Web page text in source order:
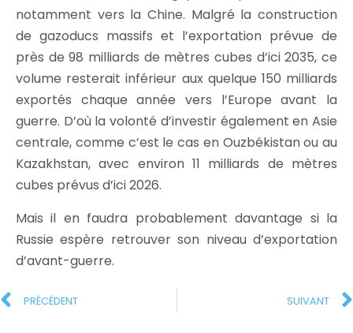
notamment vers la Chine. Malgré la construction
de gazoducs massifs et l’exportation prévue de
près de 98 milliards de mètres cubes d’ici 2035, ce
volume resterait inférieur aux quelque 150 milliards
exportés chaque année vers l’Europe avant la
guerre. D’où la volonté d’investir également en Asie
centrale, comme c’est le cas en Ouzbékistan ou au
Kazakhstan, avec environ 11 milliards de mètres
cubes prévus d’ici 2026.
Mais il en faudra probablement davantage si la
Russie espère retrouver son niveau d’exportation
d’avant-guerre.
PRÉCÉDENT SUIVANT